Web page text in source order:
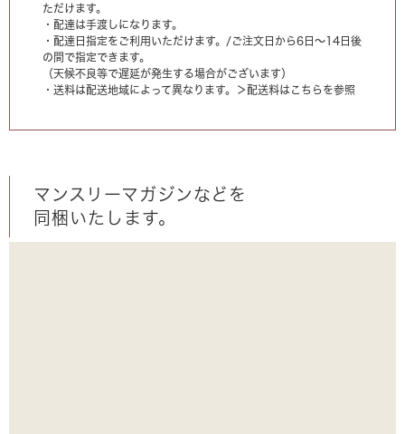
ただけます。
・配達は手渡しになります。
・配達日指定をご利用いただけます。/ご注文日から6日〜14日後
の間で指定できます。
（天候不良等で遅延が発生する場合がございます）
・送料は配送地域によって異なります。
＞配送料はこちらを参照
マンスリーマガジンなどを
同梱いたします。